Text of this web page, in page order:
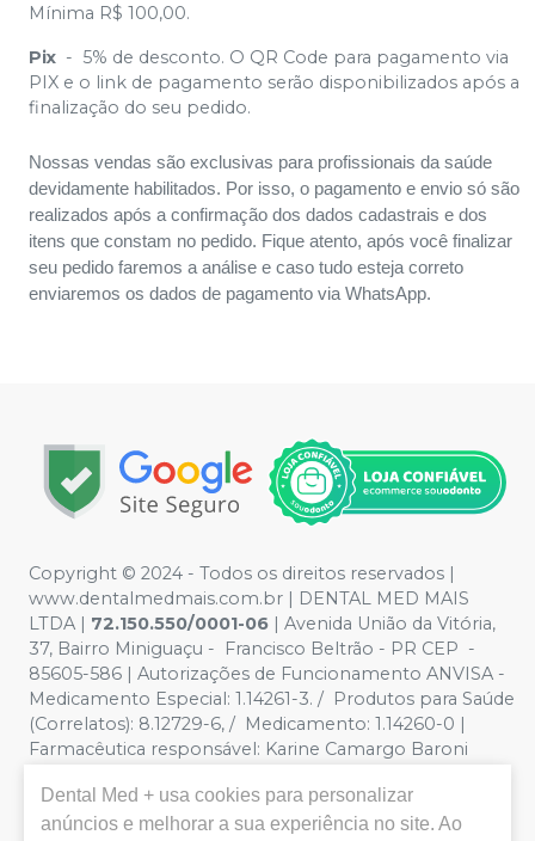
Mínima R$ 100,00.
Pix - 5% de desconto. O QR Code para pagamento via
PIX e o link de pagamento serão disponibilizados após a
finalização do seu pedido.
Nossas vendas são exclusivas para profissionais da saúde
devidamente habilitados. Por isso, o pagamento e envio só são
realizados após a confirmação dos dados cadastrais e dos
itens que constam no pedido. Fique atento, após você finalizar
seu pedido faremos a análise e caso tudo esteja correto
enviaremos os dados de pagamento via WhatsApp.
Copyright © 2024 - Todos os direitos reservados |
www.dentalmedmais.com.br | DENTAL MED MAIS
LTDA | 72.150.550/0001-06 | Avenida União da Vitória,
37, Bairro Miniguaçu - Francisco Beltrão - PR CEP -
85605-586 | Autorizações de Funcionamento ANVISA -
Medicamento Especial: 1.14261-3. / Produtos para Saúde
(Correlatos): 8.12729-6, / Medicamento: 1.14260-0 |
Farmacêutica responsável: Karine Camargo Baroni
Fotos meramente ilustrativas - Os preços e condições
da loja virtual estão sujeitos a alterações. Em caso de
Dental Med + usa cookies para personalizar
anúncios e melhorar a sua experiência no site. Ao